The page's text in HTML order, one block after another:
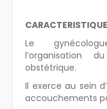
Le
l’organisation
obstétrique.
Il exerce au sein
accouchements